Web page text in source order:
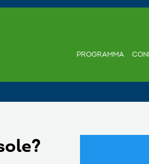
PROGRAMMA